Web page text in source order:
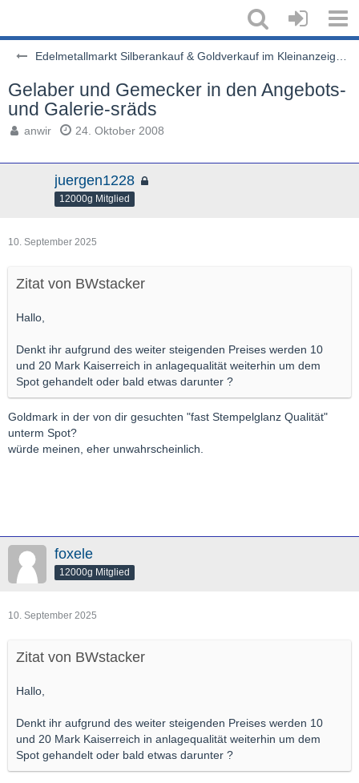
Gelaber und Gemecker in den Angebots-
und Galerie-sräds
anwir 24. Oktober 2008
juergen1228
12000g Mitglied
10. September 2025
Zitat von BWstacker
Hallo,
Denkt ihr aufgrund des weiter steigenden Preises werden 10
und 20 Mark Kaiserreich in anlagequalität weiterhin um dem
Spot gehandelt oder bald etwas darunter ?
Goldmark in der von dir gesuchten "fast Stempelglanz Qualität"
unterm Spot?
würde meinen, eher unwahrscheinlich.
foxele
12000g Mitglied
10. September 2025
Zitat von BWstacker
Hallo,
Denkt ihr aufgrund des weiter steigenden Preises werden 10
und 20 Mark Kaiserreich in anlagequalität weiterhin um dem
Spot gehandelt oder bald etwas darunter ?